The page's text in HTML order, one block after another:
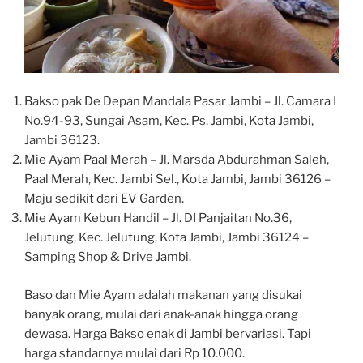
Bakso pak De Depan Mandala Pasar Jambi – Jl. Camara I
No.94-93, Sungai Asam, Kec. Ps. Jambi, Kota Jambi,
Jambi 36123.
Mie Ayam Paal Merah – Jl. Marsda Abdurahman Saleh,
Paal Merah, Kec. Jambi Sel., Kota Jambi, Jambi 36126 –
Maju sedikit dari EV Garden.
Mie Ayam Kebun Handil – Jl. DI Panjaitan No.36,
Jelutung, Kec. Jelutung, Kota Jambi, Jambi 36124 –
Samping Shop & Drive Jambi.
Baso dan Mie Ayam adalah makanan yang disukai
banyak orang, mulai dari anak-anak hingga orang
dewasa. Harga Bakso enak di Jambi bervariasi. Tapi
harga standarnya mulai dari Rp 10.000.